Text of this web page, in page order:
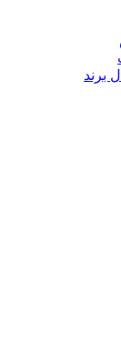
برند